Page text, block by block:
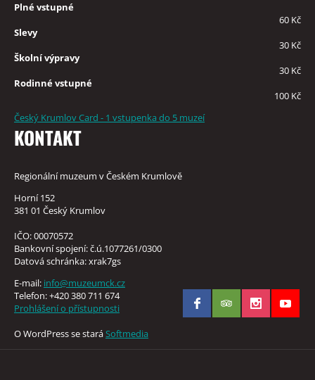
Plné vstupné
60 Kč
Slevy
30 Kč
Školní výpravy
30 Kč
Rodinné vstupné
100 Kč
Český Krumlov Card - 1 vstupenka do 5 muzeí
KONTAKT
Regionální muzeum v Českém Krumlově
Horní 152
381 01 Český Krumlov
IČO: 00070572
Bankovní spojení: č.ú.1077261/0300
Datová schránka: xrak7gs
E-mail: info@muzeumck.cz
Telefon: +420 380 711 674
Prohlášení o přístupnosti
O WordPress se staráSoftmedia